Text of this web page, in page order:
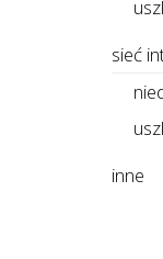
sieć
inne